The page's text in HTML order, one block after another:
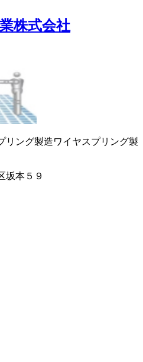
株式会社
リング製造ワイヤスプリング製
坂本５９